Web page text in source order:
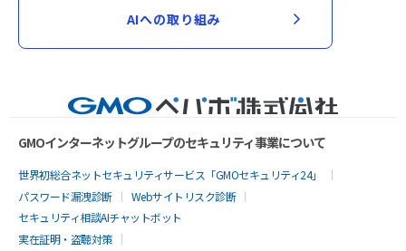
AIへの取り組み
GMOインターネットグループのセキュリティ事業について
世界初総合ネットセキュリティサービス「GMOセキュリティ24」
パスワード漏洩診断
Webサイトリスク診断
セキュリティ相談AIチャットボット
実在証明・盗聴対策